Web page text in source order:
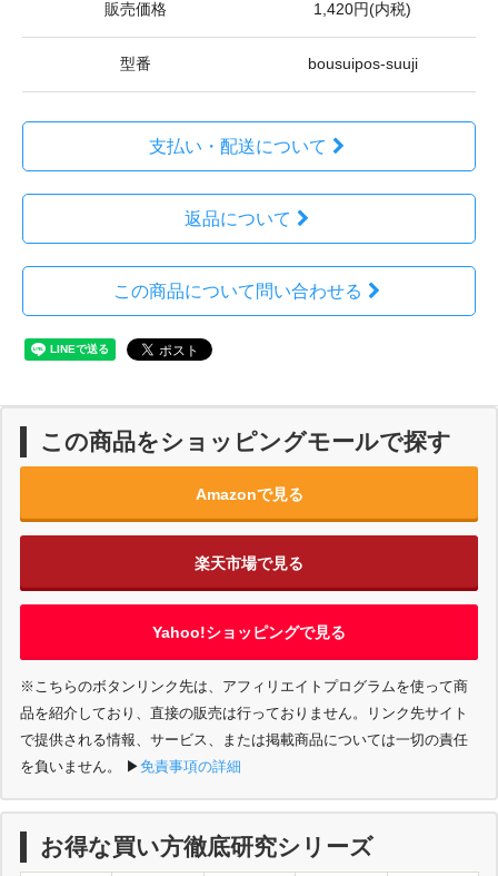
販売価格 1,420円(内税)
型番 bousuipos-suuji
支払い・配送について
返品について
この商品について問い合わせる
この商品をショッピングモールで探す
Amazonで見る
楽天市場で見る
Yahoo!ショッピングで見る
※こちらのボタンリンク先は、アフィリエイトプログラムを使って商
品を紹介しており、直接の販売は行っておりません。リンク先サイト
で提供される情報、サービス、または掲載商品については一切の責任
を負いません。
▶︎免責事項の詳細
お得な買い方徹底研究シリーズ